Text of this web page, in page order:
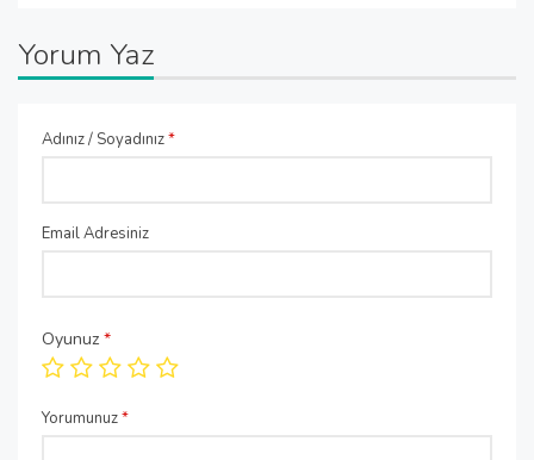
Yorum Yaz
Adınız / Soyadınız*
Email Adresiniz
Oyunuz *
Yorumunuz*